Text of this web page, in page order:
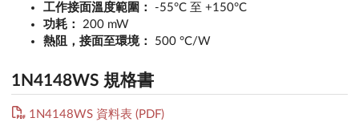
工作接面溫度範圍：
-55°C 至 +150°C
功耗：
200 mW
熱阻，接面至環境：
500 °C/W
1N4148WS 規格書
1N4148WS 資料表 (PDF)